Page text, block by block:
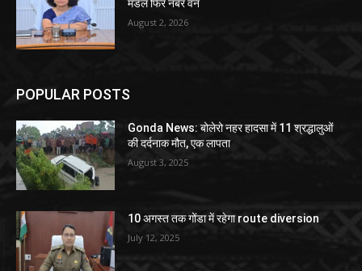
मंडल फिर नंबर वन
August 2, 2026
POPULAR POSTS
Gonda News: बोलेरो नहर हादसा में 11 श्रद्धालुओं
की दर्दनाक मौत, एक लापता
August 3, 2025
10 अगस्त तक गोंडा में रहेगा route diversion
July 12, 2025